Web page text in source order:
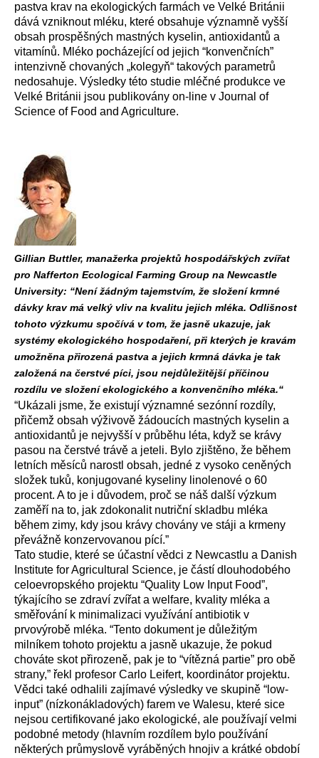
pastva krav na ekologických farmách ve Velké Británii
dává vzniknout mléku, které obsahuje významně vyšší
obsah prospěšných mastných kyselin, antioxidantů a
vitamínů. Mléko pocházející od jejich “konvenčních”
intenzivně chovaných „kolegyň“ takových parametrů
nedosahuje. Výsledky této studie mléčné produkce ve
Velké Británii jsou publikovány on-line v Journal of
Science of Food and Agriculture.
Gillian Buttler, manažerka projektů hospodářských zvířat
pro Nafferton Ecological Farming Group na Newcastle
University: “Není žádným tajemstvím, že složení krmné
dávky krav má velký vliv na kvalitu jejich mléka. Odlišnost
tohoto výzkumu spočívá v tom, že jasně ukazuje, jak
systémy ekologického hospodaření, při kterých je kravám
umožněna přirozená pastva a jejich krmná dávka je tak
založená na čerstvé píci, jsou nejdůležitější příčinou
rozdílu ve složení ekologického a konvenčního mléka.“
“Ukázali jsme, že existují významné sezónní rozdíly,
přičemž obsah výživově žádoucích mastných kyselin a
antioxidantů je nejvyšší v průběhu léta, když se krávy
pasou na čerstvé trávě a jeteli. Bylo zjištěno, že během
letních měsíců narostl obsah, jedné z vysoko ceněných
složek tuků, konjugované kyseliny linolenové o 60
procent. A to je i důvodem, proč se náš další výzkum
zaměří na to, jak zdokonalit nutriční skladbu mléka
během zimy, kdy jsou krávy chovány ve stáji a krmeny
převážně konzervovanou pící.”
Tato studie, které se účastní vědci z Newcastlu a Danish
Institute for Agricultural Science, je částí dlouhodobého
celoevropského projektu “Quality Low Input Food”,
týkajícího se zdraví zvířat a welfare, kvality mléka a
směřování k minimalizaci využívání antibiotik v
prvovýrobě mléka. “Tento dokument je důležitým
milníkem tohoto projektu a jasně ukazuje, že pokud
chováte skot přirozeně, pak je to “vítězná partie” pro obě
strany,” řekl profesor Carlo Leifert, koordinátor projektu.
Vědci také odhalili zajímavé výsledky ve skupině “low-
input” (nízkonákladových) farem ve Walesu, které sice
nejsou certifikované jako ekologické, ale používají velmi
podobné metody (hlavním rozdílem bylo používání
některých průmyslově vyráběných hnojiv a krátké období